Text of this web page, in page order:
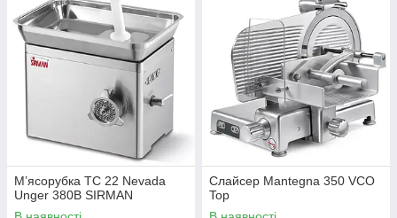
М’ясорубка TC 22 Nevada
Unger 380В SIRMAN
Слайсер Mantegna 350 VCO
Top